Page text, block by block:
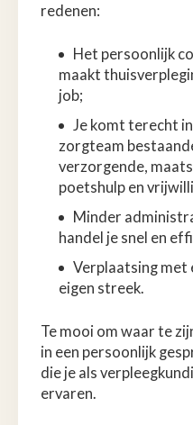
redenen:
Het persoonlijk
maakt
job;
Je komt terecht
zorgteam
verzorgende,
poetshulp en
Minder
handel je snel en
Verplaatsing met
eigen streek.
Te mooi om waar te
in een persoonlijk
die je als
ervaren.